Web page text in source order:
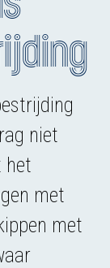
niet
het
met
met